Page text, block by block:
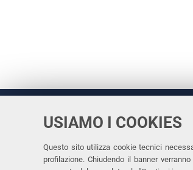
USIAMO I COOKIES
Questo sito utilizza cookie tecnici
profilazione. Chiudendo il banner
Università
di Ferrara